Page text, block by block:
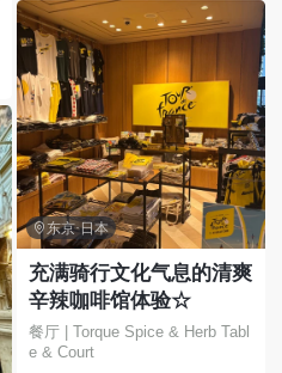
 东京·日本
充满骑行文化气息的清爽
辛辣咖啡馆体验☆
餐厅 | Torque Spice & Herb Tabl
e & Court